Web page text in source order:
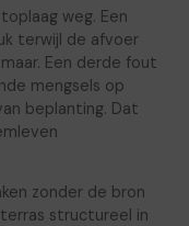
weg. Een
terwijl de afvoer
Een derde fout
mengsels op
beplanting. Dat
zonder de bron
structureel in